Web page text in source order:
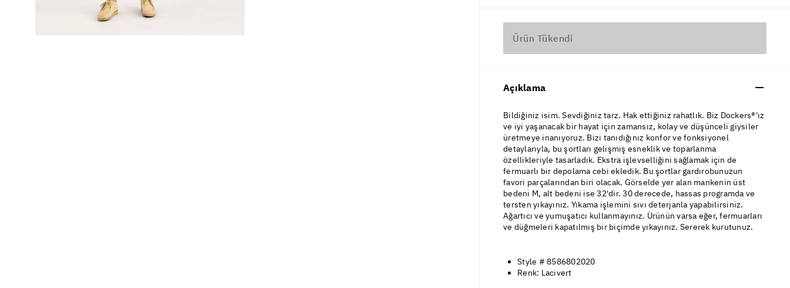
Ürün Tükendi
Açıklama
Bildiğiniz isim. Sevdiğiniz tarz. Hak ettiğiniz rahatlık. Biz Dockers®'ız
ve iyi yaşanacak bir hayat için zamansız, kolay ve düşünceli giysiler
üretmeye inanıyoruz. Bizi tanıdığınız konfor ve fonksiyonel
detaylarıyla, bu şortları gelişmiş esneklik ve toparlanma
özellikleriyle tasarladık. Ekstra işlevselliğini sağlamak için de
fermuarlı bir depolama cebi ekledik. Bu şortlar gardırobunuzun
favori parçalarından biri olacak. Görselde yer alan mankenin üst
bedeni M, alt bedeni ise 32'dir. 30 derecede, hassas programda ve
tersten yıkayınız. Yıkama işlemini sıvı deterjanla yapabilirsiniz.
Ağartıcı ve yumuşatıcı kullanmayınız. Ürünün varsa eğer, fermuarları
ve düğmeleri kapatılmış bir biçimde yıkayınız. Sererek kurutunuz.
Style # 8586802020
Renk: Lacivert